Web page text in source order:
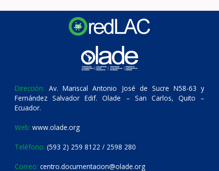
Dirección: Av. Mariscal Antonio José de Sucre N58-63 y
Fernández Salvador Edif. Olade – San Carlos, Quito –
Ecuador.
Web: www.olade.org
Teléfono: (593 2) 259 8122 / 2598 280
Correo: centro.documentacion@olade.org